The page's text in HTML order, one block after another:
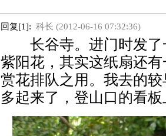
回复[1]: 科长 (2012-06-16 07:32:36)
长谷寺。进门时发了
紫阳花，其实这纸扇还
赏花排队之用。我去的
多起来了，登山口的看